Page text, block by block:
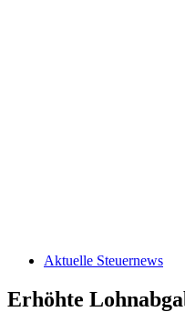
Aktuelle Steuernews
Erhöhte